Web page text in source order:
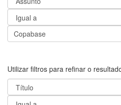
Utilizar filtros para refinar o